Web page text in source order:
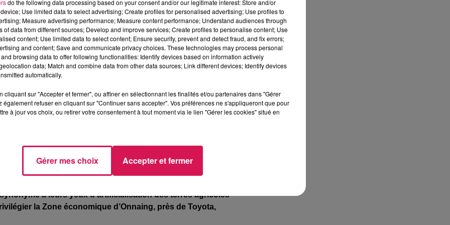
intégrer la classe de musique à horaires aménagés «
la candidature de votre enfant. Notez qu’une réunion
la 3CA, rue Cambrésienne à Avesnes-sur-Helpe et pour en
de chœur Thibaut Waxin au 06 86 22 85 47 !
de l’Avesnois
un éventuel projet d’implantation d’une méga
la voie rapide Maubeuge / Valenciennes, qui pourrait à
en colère les « Jeunes Agriculteurs », qui ont installé ce
à leurs yeux d’artificialisation des terres agricoles
la Zone économique d’Onnaing, près de Toyota,
do the following data processing based on your consent and/or our legitimate interest: Store and/or
Use limited data to select advertising; Create profiles for personalised advertising; Use profiles to
Measure advertising performance; Measure content performance; Understand audiences through
of data from different sources; Develop and improve services; Create profiles to personalise content; Use
content; Use limited data to select content; Ensure security, prevent and detect fraud, and fix errors;
and content; Save and communicate privacy choices. These technologies may process personal
browsing data to offer following functionalities: Identify devices based on information actively
data; Match and combine data from other data sources; Link different devices; Identify devices
automatically.
cliquant sur "Accepter et fermer", ou affiner en sélectionnant les finalités et/ou partenaires dans "Gérer
également refuser en cliquant sur "Continuer sans accepter". Vos préférences ne s'appliqueront que pour
à jour vos choix, ou retirer votre consentement à tout moment via le lien "Gérer les cookies" situé en
Gérer mes choix Accepter et fermer